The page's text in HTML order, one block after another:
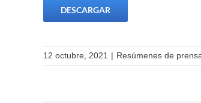
DESCARGAR
12 octubre, 2021 | Resúmenes de